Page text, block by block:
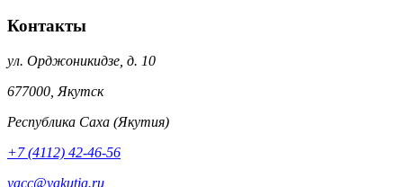
Контакты
ул. Орджоникидзе, д. 10
677000 Якутск
Республика Саха (Якутия)
+7 (4112) 42-46-56
yacc@yakutia.ru